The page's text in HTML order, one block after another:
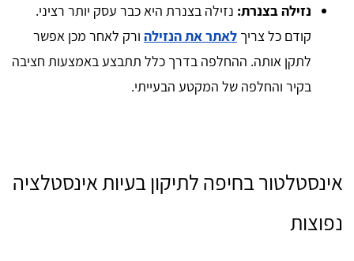
נזילה בצנרת: נזילה בצנרת היא כבר עסק יותר רציני.
קודם כל צריך לאתר את הנזילה ורק לאחר מכן אפשר
לתקן אותה. ההחלפה בדרך כלל תתבצע באמצעות חציבה
בקיר והחלפה של המקטע הבעייתי.
אינסטלטור בחיפה לתיקון בעיות אינסטלציה
נפוצות